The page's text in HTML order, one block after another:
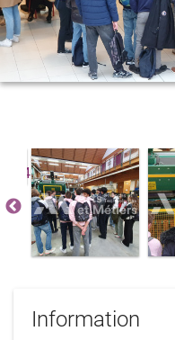
Information